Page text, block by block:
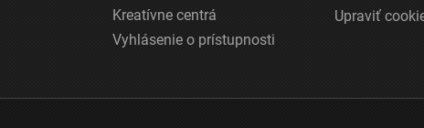
Kreatívne centrá
Vyhlásenie o prístupnosti
Upraviť